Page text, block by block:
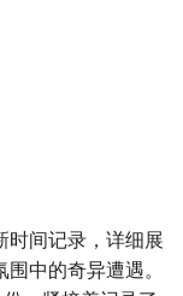
时间记录，详细展
中的奇异遭遇。